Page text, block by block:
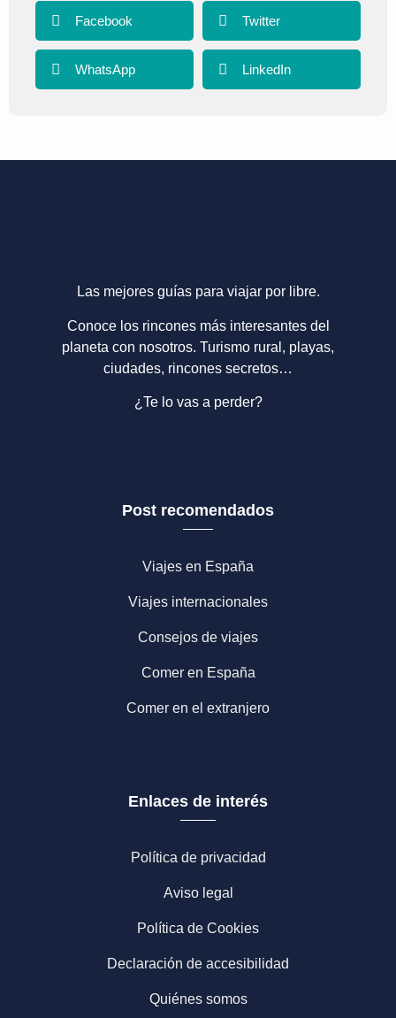
Facebook Twitter
WhatsApp LinkedIn
Las mejores guías para viajar por libre.
Conoce los rincones más interesantes del
planeta con nosotros. Turismo rural, playas,
ciudades, rincones secretos…
¿Te lo vas a perder?
Post recomendados
Viajes en España
Viajes internacionales
Consejos de viajes
Comer en España
Comer en el extranjero
Enlaces de interés
Política de privacidad
Aviso legal
Política de Cookies
Declaración de accesibilidad
Quiénes somos